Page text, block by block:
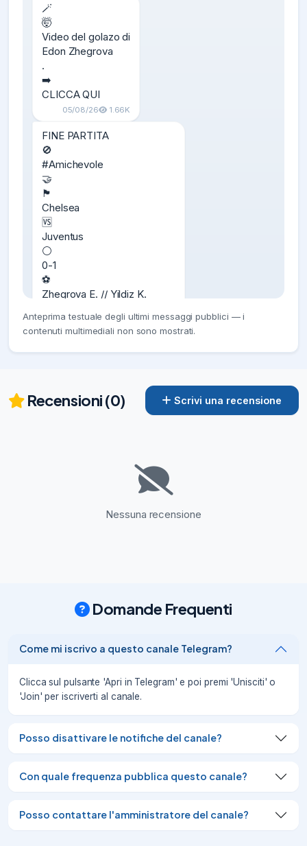
🪄
🤯
Video del golazo di
Edon Zhegrova
.
➡️
CLICCA QUI
05/08/26 1.66K
FINE PARTITA
🚫
#Amichevole
🤝
🏴󠁧󠁢󠁥󠁮󠁧󠁿
Chelsea
🆚
Juventus
⚪
0-1
⚽️
Zhegrova E. // Yildiz K.
(68’)
❓
Migliore/peggiore in campo?
05/08/26 1.66K
(dopo pochi minuti in campo)
è frutto di una scelta tecnica.
@JuventusPassion
👔
Luciano Spalletti
a ‘
LA VITTORIA
–
che stai facendo. Siamo sempre stati
squadra, sia nella sofferenza che nelle
ripartenze. L’atteggiamento è stato di
compattezza contro una squadra di livello
Anteprima testuale degli ultimi messaggi pubblici — i
contenuti multimediali non sono mostrati.
Recensioni (0) Scrivi una recensione
Nessuna recensione
Domande Frequenti
Come mi iscrivo a questo canale Telegram?
Clicca sul pulsante 'Apri in Telegram' e poi premi 'Unisciti' o
'Join' per iscriverti al canale.
Posso disattivare le notifiche del canale?
Con quale frequenza pubblica questo canale?
Posso contattare l'amministratore del canale?